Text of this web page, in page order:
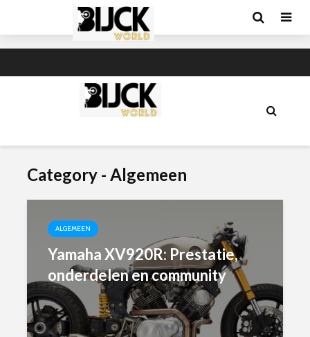
Category - Algemeen
ALGEMEEN
Yamaha XV920R: Prestatie,
onderdelen en community